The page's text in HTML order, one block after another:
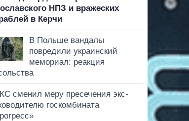
НПЗ и вражеских
в Керчи
В Польше вандалы
повредили украинский
мемориал: реакция
сменил меру пресечения экс-
госкомбината